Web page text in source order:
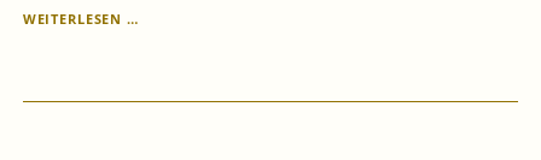
WEITERLESEN …
VERPASSTE